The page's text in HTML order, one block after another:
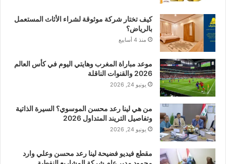
كيف تختار شركة موثوقة لشراء الأثاث المستعمل
بالرياض؟
منذ 4 أسابيع
موعد مباراة المغرب وهايتي اليوم في كأس العالم
2026 والقنوات الناقلة
يونيو 24, 2026
من هي لينا رعد محسن الموسوي؟ السيرة الذاتية
وتفاصيل التريند المتداول 2026
يونيو 24, 2026
مقطع فيديو فضيحة لينا رعد محسن وعلي وارد